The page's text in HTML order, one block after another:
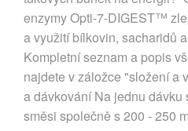
enzymy Opti-7-DIGEST™
a využití bílkovin, sacharidů
Kompletní seznam a popis
najdete v záložce "složení a
a dávkování Na jednu dávku
směsi společně s 200 - 250